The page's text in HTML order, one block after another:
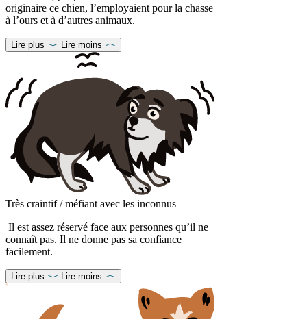
originaire ce chien, l’employaient pour la chasse
à l’ours et à d’autres animaux.
Lire plus Lire moins
Très craintif / méfiant avec les inconnus
Il est assez réservé face aux personnes qu’il ne
connaît pas. Il ne donne pas sa confiance
facilement.
Lire plus Lire moins